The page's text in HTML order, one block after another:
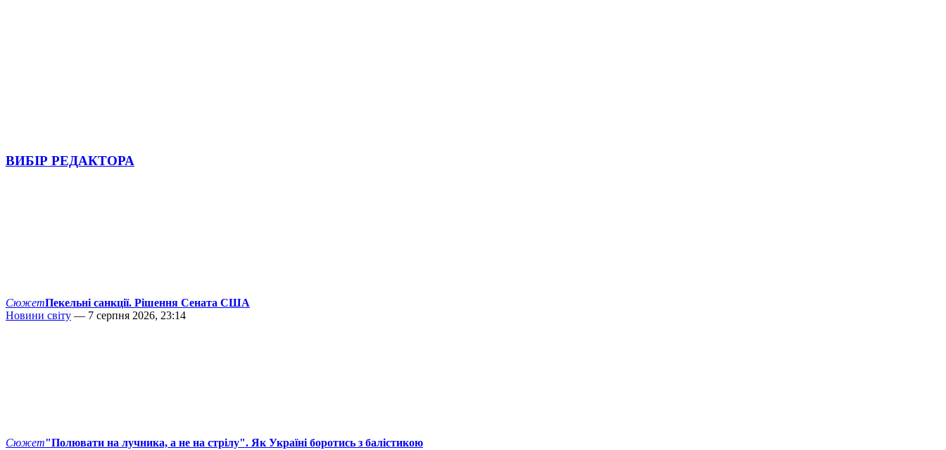
ВИБІР РЕДАКТОРА
СюжетПекельні санкції. Рішення Сената США
Новини світу — 7 серпня 2026, 23:14
Сюжет"Полювати на лучника, а не на стрілу". Як Україні боротись з балістикою